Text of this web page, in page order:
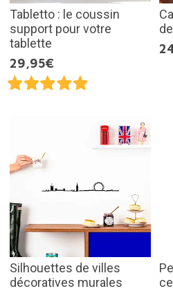
Tabletto : le coussin
support pour votre
tablette
29,95€
Silhouettes de villes
décoratives murales